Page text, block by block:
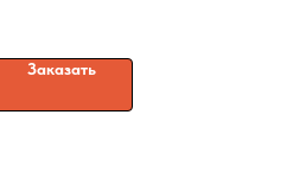
Заказать